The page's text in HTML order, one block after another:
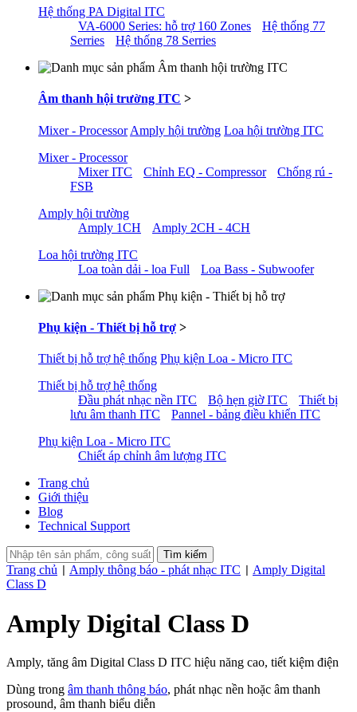
Hệ thống PA Digital ITC
VA-6000 Series: hỗ trợ 160 Zones
Hệ thống 77
Serries
Hệ thống 78 Serries
Âm thanh hội trường ITC >
Mixer - Processor Amply hội trường Loa hội trường ITC
Mixer - Processor
Mixer ITC
Chỉnh EQ - Compressor
Chống rú -
FSB
Amply hội trường
Amply 1CH
Amply 2CH - 4CH
Loa hội trường ITC
Loa toàn dải - loa Full
Loa Bass - Subwoofer
Phụ kiện - Thiết bị hỗ trợ >
Thiết bị hỗ trợ hệ thống Phụ kiện Loa - Micro ITC
Thiết bị hỗ trợ hệ thống
Đầu phát nhạc nền ITC
Bộ hẹn giờ ITC
Thiết bị
lưu âm thanh ITC
Pannel - bảng điều khiển ITC
Phụ kiện Loa - Micro ITC
Chiết áp chỉnh âm lượng ITC
Trang chủ
Giới thiệu
Blog
Technical Support
Trang chủ Amply thông báo - phát nhạc ITC
Amply Digital
Class D
Amply Digital Class D
Amply, tăng âm Digital Class D ITC hiệu năng cao, tiết kiệm điện
Dùng trong âm thanh thông báo, phát nhạc nền hoặc âm thanh
prosound, âm thanh biểu diễn